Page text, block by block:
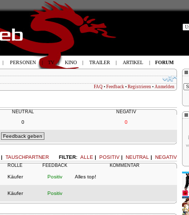
FAQ • Feedback • Registrieren • Anmelden
NEUTRAL NEGATIV
0 0
FILTER: ALLE | POSITIV | NEUTRAL | NEGATIV
| TAUSCHPARTNER
ROLLE FEEDBACK KOMMENTAR
Käufer Positiv Alles top!
Käufer Positiv
| PERSONEN | TV | KINO | TRAILER | ARTIKEL | FORUM